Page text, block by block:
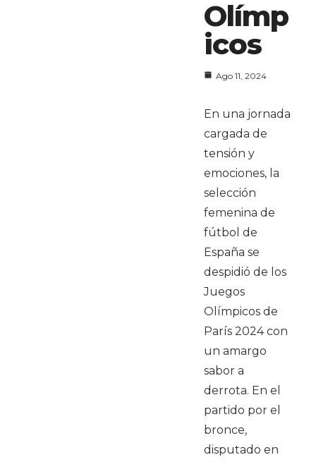
Olímp
icos
Ago 11, 2024
En una jornada
cargada de
tensión y
emociones, la
selección
femenina de
fútbol de
España se
despidió de los
Juegos
Olímpicos de
París 2024 con
un amargo
sabor a
derrota. En el
partido por el
bronce,
disputado en